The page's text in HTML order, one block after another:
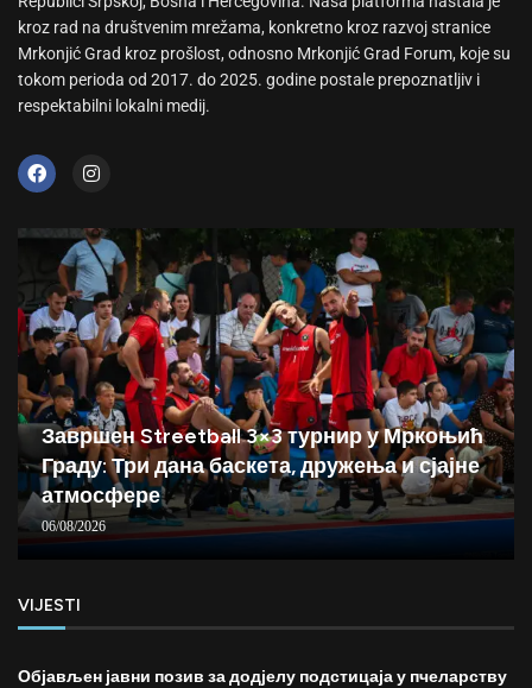
kroz rad na društvenim mrežama, konkretno kroz razvoj stranice
Mrkonjić Grad kroz prošlost, odnosno Mrkonjić Grad Forum, koje su
tokom perioda od 2017. do 2025. godine postale prepoznatljiv i
respektabilni lokalni medij.
Завршен Streetball 3×3 турнир у Мркоњић
Граду: Три дана баскета, дружења и сјајне
атмосфере
06/08/2026
VIJESTI
Објављен јавни позив за додјелу подстицаја у пчеларству